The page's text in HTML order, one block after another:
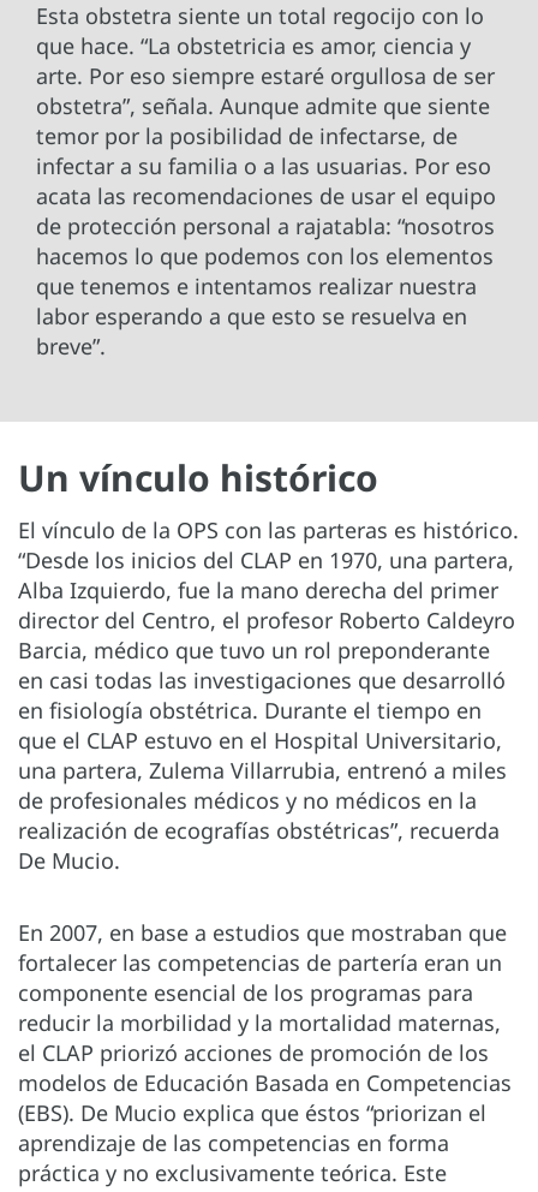
Esta obstetra siente un total regocijo con lo
que hace. “La obstetricia es amor, ciencia y
arte. Por eso siempre estaré orgullosa de ser
obstetra”, señala. Aunque admite que siente
temor por la posibilidad de infectarse, de
infectar a su familia o a las usuarias. Por eso
acata las recomendaciones de usar el equipo
de protección personal a rajatabla: “nosotros
hacemos lo que podemos con los elementos
que tenemos e intentamos realizar nuestra
labor esperando a que esto se resuelva en
breve”.
Un vínculo histórico
El vínculo de la OPS con las parteras es histórico.
“Desde los inicios del CLAP en 1970, una partera,
Alba Izquierdo, fue la mano derecha del primer
director del Centro, el profesor Roberto Caldeyro
Barcia, médico que tuvo un rol preponderante
en casi todas las investigaciones que desarrolló
en fisiología obstétrica. Durante el tiempo en
que el CLAP estuvo en el Hospital Universitario,
una partera, Zulema Villarrubia, entrenó a miles
de profesionales médicos y no médicos en la
realización de ecografías obstétricas”, recuerda
De Mucio.
En 2007, en base a estudios que mostraban que
fortalecer las competencias de partería eran un
componente esencial de los programas para
reducir la morbilidad y la mortalidad maternas,
el CLAP priorizó acciones de promoción de los
modelos de Educación Basada en Competencias
(EBS). De Mucio explica que éstos “priorizan el
aprendizaje de las competencias en forma
práctica y no exclusivamente teórica. Este